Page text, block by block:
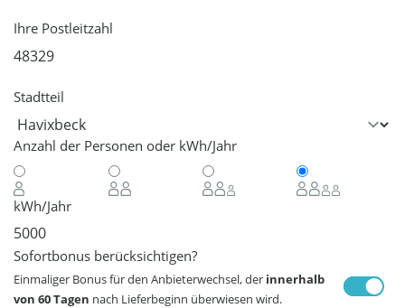
Ihre Postleitzahl
Stadtteil
Anzahl der Personen oder kWh/Jahr
kWh/Jahr
Sofortbonus berücksichtigen?
Einmaliger Bonus für den Anbieterwechsel, der innerhalb
von 60 Tagen nach Lieferbeginn überwiesen wird.